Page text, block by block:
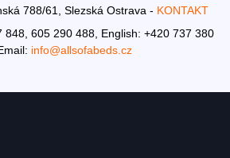
788/61, Slezská Ostrava - KONTAKT
848, 605 290 488, English: +420 737 380
info@allsofabeds.cz